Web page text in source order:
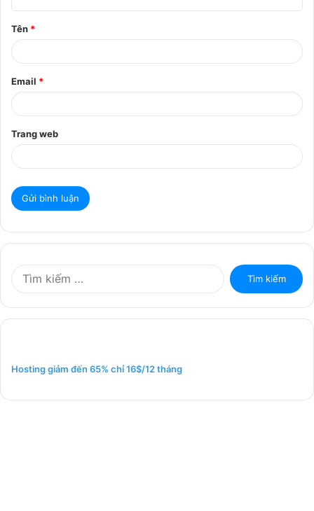
ậ
n
*
Tên *
Email *
Trang web
k
o
Hosting giảm đến 65% chỉ 16$/12 tháng